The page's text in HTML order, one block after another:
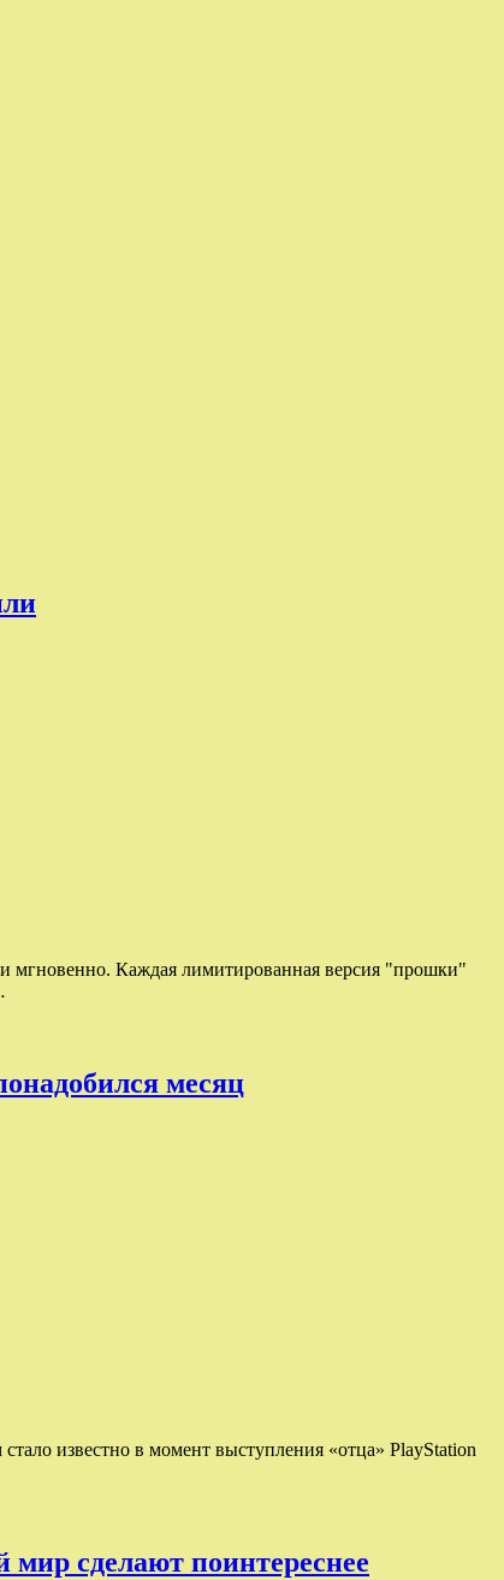
мгновенно. Каждая лимитированная версия "прошки"
месяц
известно в момент выступления «отца» PlayStation
сделают поинтереснее